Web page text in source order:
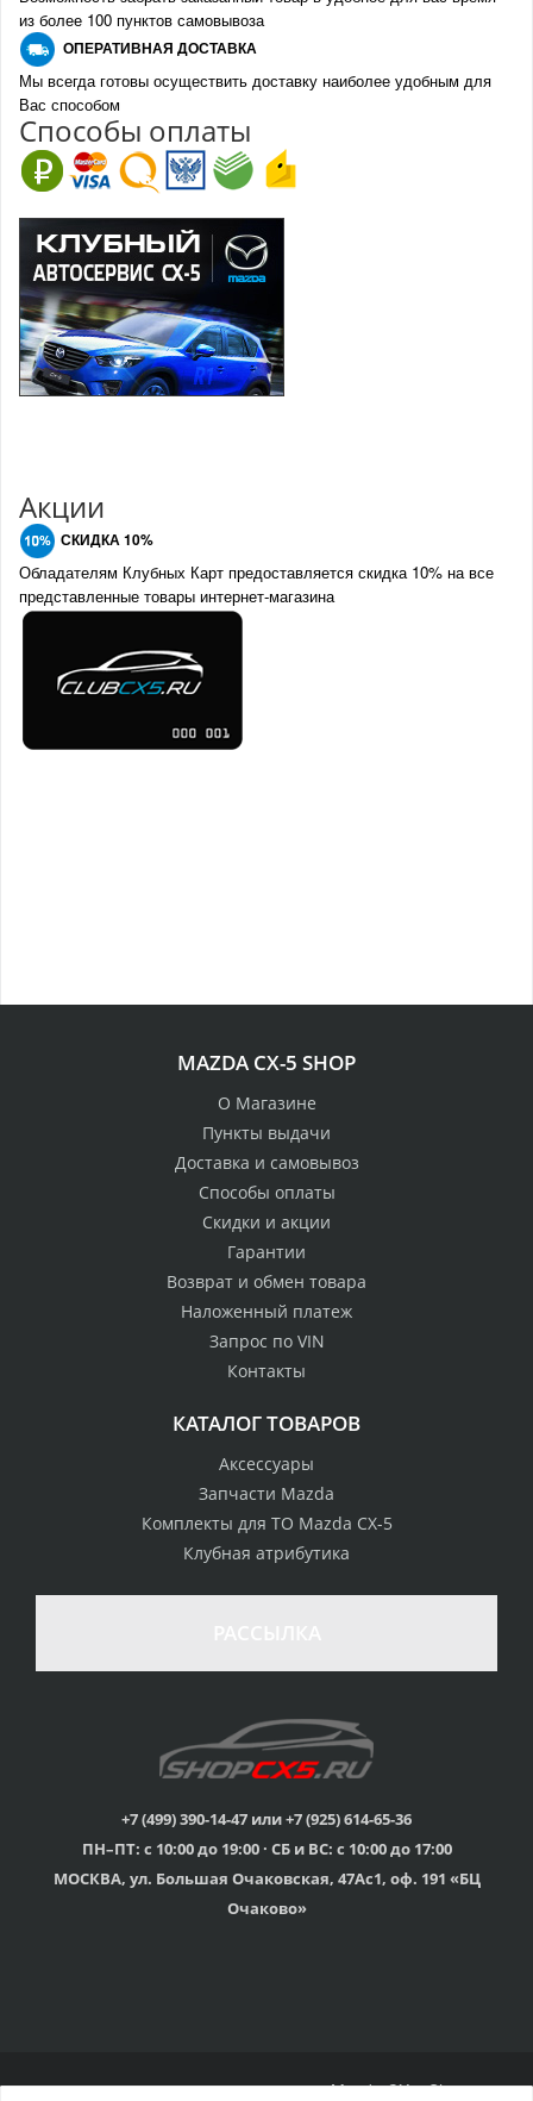
стоимости
товаром
Гарантия качества
Вы можете выбрать
наиболее удобный
для Вас
Профессиональная
консультация
мы знаем о Mazda CX-
Скидки
членам клуба и
обладателям клубных
Оперативная доставка
из более 100 пунктов самовывоза
ОПЕРАТИВНАЯ ДОСТАВКА
Мы всегда готовы осуществить доставку наиболее удобным для
Вас способом
Способы оплаты
Акции
СКИДКА 10%
Обладателям Клубных Карт предоставляется скидка 10% на все
представленные товары интернет-магазина
MAZDA CX-5 SHOP
О Магазине
Пункты выдачи
Доставка и самовывоз
Способы оплаты
Скидки и акции
Гарантии
Возврат и обмен товара
Наложенный платеж
Запрос по VIN
Контакты
КАТАЛОГ ТОВАРОВ
Аксессуары
Запчасти Mazda
Комплекты для ТО Mazda CX-5
Клубная атрибутика
+7 (499) 390-14-47 или +7 (925) 614-65-36
ПН–ПТ: с 10:00 до 19:00 · СБ и ВС: с 10:00 до 17:00
МОСКВА, ул. Большая Очаковская, 47Ас1, оф. 191 «БЦ
Очаково»
© 2015г-2025г., Клубный магазин Mazda CX-5 Shop